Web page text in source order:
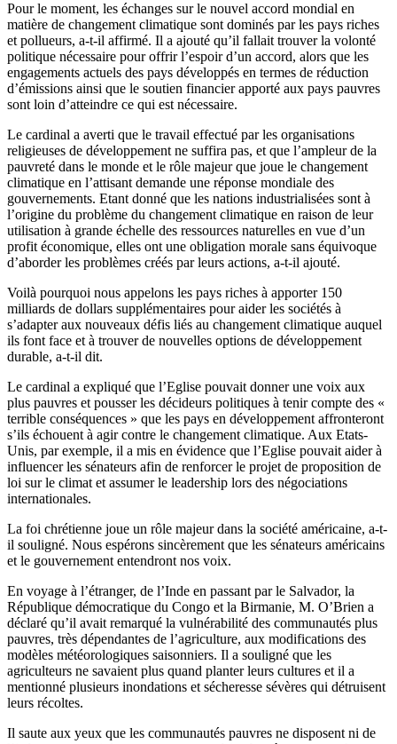
Pour le moment, les échanges sur le nouvel accord mondial en
matière de changement climatique sont dominés par les pays riches
et pollueurs, a-t-il affirmé. Il a ajouté qu’il fallait trouver la volonté
politique nécessaire pour offrir l’espoir d’un accord, alors que les
engagements actuels des pays développés en termes de réduction
d’émissions ainsi que le soutien financier apporté aux pays pauvres
sont loin d’atteindre ce qui est nécessaire.
Le cardinal a averti que le travail effectué par les organisations
religieuses de développement ne suffira pas, et que l’ampleur de la
pauvreté dans le monde et le rôle majeur que joue le changement
climatique en l’attisant demande une réponse mondiale des
gouvernements. Etant donné que les nations industrialisées sont à
l’origine du problème du changement climatique en raison de leur
utilisation à grande échelle des ressources naturelles en vue d’un
profit économique, elles ont une obligation morale sans équivoque
d’aborder les problèmes créés par leurs actions, a-t-il ajouté.
Voilà pourquoi nous appelons les pays riches à apporter 150
milliards de dollars supplémentaires pour aider les sociétés à
s’adapter aux nouveaux défis liés au changement climatique auquel
ils font face et à trouver de nouvelles options de développement
durable, a-t-il dit.
Le cardinal a expliqué que l’Eglise pouvait donner une voix aux
plus pauvres et pousser les décideurs politiques à tenir compte des «
terrible conséquences » que les pays en développement affronteront
s’ils échouent à agir contre le changement climatique. Aux Etats-
Unis, par exemple, il a mis en évidence que l’Eglise pouvait aider à
influencer les sénateurs afin de renforcer le projet de proposition de
loi sur le climat et assumer le leadership lors des négociations
internationales.
La foi chrétienne joue un rôle majeur dans la société américaine, a-t-
il souligné. Nous espérons sincèrement que les sénateurs américains
et le gouvernement entendront nos voix.
En voyage à l’étranger, de l’Inde en passant par le Salvador, la
République démocratique du Congo et la Birmanie, M. O’Brien a
déclaré qu’il avait remarqué la vulnérabilité des communautés plus
pauvres, très dépendantes de l’agriculture, aux modifications des
modèles météorologiques saisonniers. Il a souligné que les
agriculteurs ne savaient plus quand planter leurs cultures et il a
mentionné plusieurs inondations et sécheresse sévères qui détruisent
leurs récoltes.
Il saute aux yeux que les communautés pauvres ne disposent ni de